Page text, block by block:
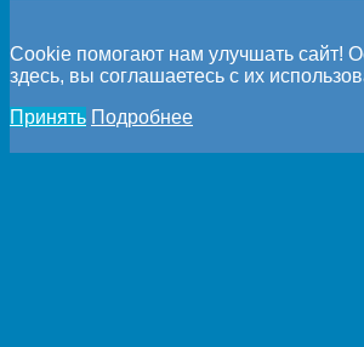
Cookie помогают нам улучшать сайт!
здесь, вы соглашаетесь с их
Принять Подробнее